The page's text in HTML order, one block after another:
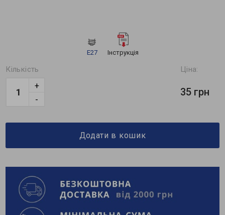
Е27 Інструкція
Кількість
-
+
Ціна:
35 грн
Додати в кошик